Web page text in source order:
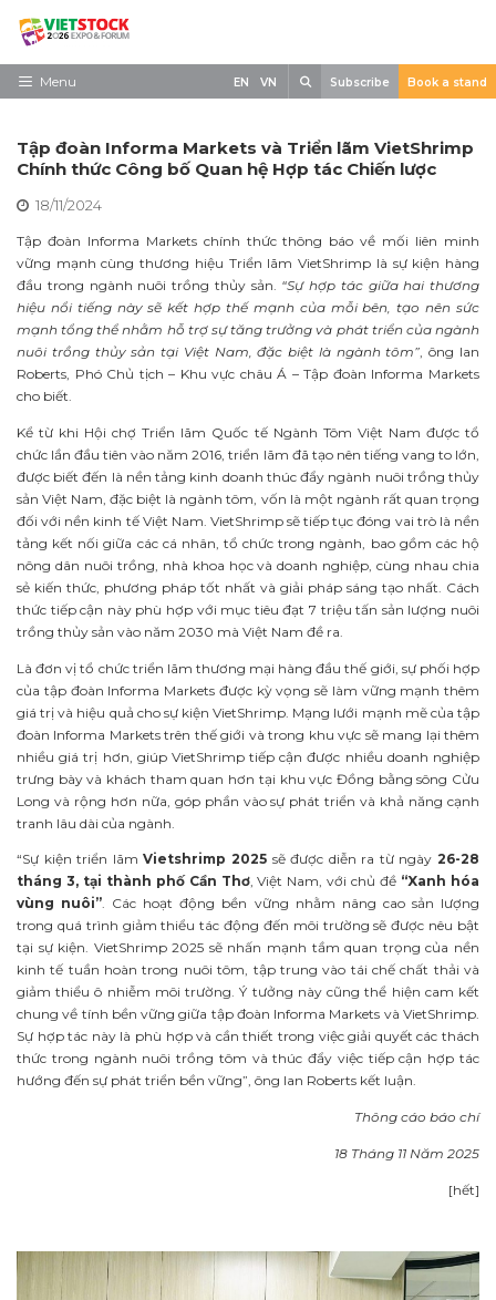
Skip
contentMenu
Về triển lãm
Trưng Bày
Tham Quan
Tin tức
Liên Hệ
EN VN Subscribe Book a stand
Tập đoàn Informa Markets và Triển lãm VietShrimp
Chính thức Công bố Quan hệ Hợp tác Chiến lược
18/11/2024
Tập đoàn Informa Markets chính thức thông báo về mối liên minh
vững mạnh cùng thương hiệu Triển lãm VietShrimp là sự kiện hàng
đầu trong ngành nuôi trồng thủy sản. “Sự hợp tác giữa hai thương
hiệu nổi tiếng này sẽ kết hợp thế mạnh của mỗi bên, tạo nên sức
mạnh tổng thể nhằm hỗ trợ sự tăng trưởng và phát triển của ngành
nuôi trồng thủy sản tại Việt Nam, đặc biệt là ngành tôm”, ông Ian
Roberts, Phó Chủ tịch – Khu vực châu Á – Tập đoàn Informa Markets
cho biết.
Kể từ khi Hội chợ Triển lãm Quốc tế Ngành Tôm Việt Nam được tổ
chức lần đầu tiên vào năm 2016, triển lãm đã tạo nên tiếng vang to lớn,
được biết đến là nền tảng kinh doanh thúc đẩy ngành nuôi trồng thủy
sản Việt Nam, đặc biệt là ngành tôm, vốn là một ngành rất quan trọng
đối với nền kinh tế Việt Nam. VietShrimp sẽ tiếp tục đóng vai trò là nền
tảng kết nối giữa các cá nhân, tổ chức trong ngành, bao gồm các hộ
nông dân nuôi trồng, nhà khoa học và doanh nghiệp, cùng nhau chia
sẻ kiến thức, phương pháp tốt nhất và giải pháp sáng tạo nhất. Cách
thức tiếp cận này phù hợp với mục tiêu đạt 7 triệu tấn sản lượng nuôi
trồng thủy sản vào năm 2030 mà Việt Nam đề ra.
Là đơn vị tổ chức triển lãm thương mại hàng đầu thế giới, sự phối hợp
của tập đoàn Informa Markets được kỳ vọng sẽ làm vững mạnh thêm
giá trị và hiệu quả cho sự kiện VietShrimp. Mạng lưới mạnh mẽ của tập
đoàn Informa Markets trên thế giới và trong khu vực sẽ mang lại thêm
nhiều giá trị hơn, giúp VietShrimp tiếp cận được nhiều doanh nghiệp
trưng bày và khách tham quan hơn tại khu vực Đồng bằng sông Cửu
Long và rộng hơn nữa, góp phần vào sự phát triển và khả năng cạnh
tranh lâu dài của ngành.
“Sự kiện triển lãmVietshrimp 2025sẽ được diễn ra từ ngày26-28
tháng 3, tại thành phố Cần Thơ, Việt Nam, với chủ đề “Xanh hóa
vùng nuôi”. Các hoạt động bền vững nhằm nâng cao sản lượng
trong quá trình giảm thiểu tác động đến môi trường sẽ được nêu bật
tại sự kiện. VietShrimp 2025 sẽ nhấn mạnh tầm quan trọng của nền
kinh tế tuần hoàn trong nuôi tôm, tập trung vào tái chế chất thải và
giảm thiểu ô nhiễm môi trường. Ý tưởng này cũng thể hiện cam kết
chung về tính bền vững giữa tập đoàn Informa Markets và VietShrimp.
Sự hợp tác này là phù hợp và cần thiết trong việc giải quyết các thách
thức trong ngành nuôi trồng tôm và thúc đẩy việc tiếp cận hợp tác
hướng đến sự phát triển bền vững”, ông Ian Roberts kết luận.
Thông cáo báo chí
18 Tháng 11 Năm 2025
[hết]